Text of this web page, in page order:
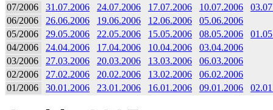
07/2006
31.07.2006 24.07.2006 17.07.2006 10.07.2006
06/2006
26.06.2006 19.06.2006 12.06.2006
05.06.2006
05/2006
29.05.2006 22.05.2006 15.05.2006 08.05.2006
04/2006
24.04.2006 17.04.2006 10.04.2006
03.04.2006
03/2006
27.03.2006 20.03.2006 13.03.2006
06.03.2006
02/2006
27.02.2006 20.02.2006 13.02.2006
06.02.2006
01/2006
30.01.2006 23.01.2006 16.01.2006 09.01.2006